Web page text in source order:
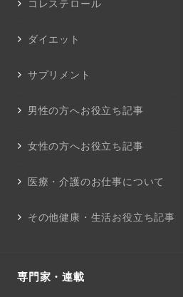
コレステロール
ダイエット
サプリメント
男性の方へお役立ち記事
女性の方へお役立ち記事
医療・介護のお仕事について
その他健康・生活お役立ち記事
専門家・連載